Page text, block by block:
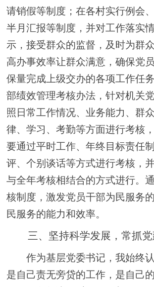
请销假等制度；在各村实行例会
半月汇报等制度，并对工作落实
示，接受群众的监督，及时为群
高办事效率让群众满意，确保党
保量完成上级交办的各项工作任
部绩效管理考核办法，针对机关
照日常工作情况、业务能力、群
律、学习、考勤等方面进行考核
要通过平时工作、年终目标责任
评、个别谈话等方式进行考核，
与全年考核相结合的方式进行。
核制度，激发党员干部为民服务
民服务的能力和效率。
三、坚持科学发展，常抓
作为基层党委书记，我始终
是自己责无旁贷的工作，是自己的